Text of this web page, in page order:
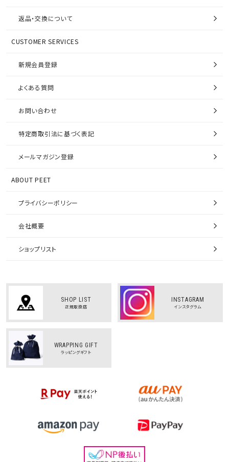
返品・交換について
CUSTOMER SERVICES
新規会員登録
よくある質問
お問い合わせ
特定商取引法に基づく表記
メールマガジン登録
ABOUT PEET
プライバシーポリシー
会社概要
ショップリスト
SHOP LIST
正規取扱店
INSTAGRAM
インスタグラム
WRAPPING GIFT
ラッピングギフト